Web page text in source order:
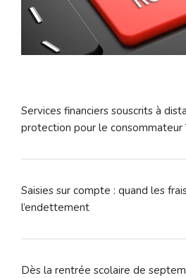
Services financiers souscrits à
protection pour le consommateur
Saisies sur compte : quand les
l’endettement
Dès la rentrée scolaire de